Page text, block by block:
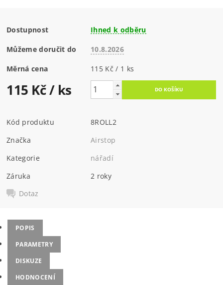
Dostupnost Ihned k odběru
Můžeme doručit do 10.8.2026
Měrná cena 115 Kč / 1 ks
115 Kč/ ks
Kód produktu
8ROLL2
Značka
Airstop
Kategorie
nářadí
Záruka
2 roky
Dotaz
POPIS
PARAMETRY
DISKUZE
HODNOCENÍ